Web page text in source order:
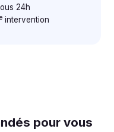
24h
intervention
pour vous